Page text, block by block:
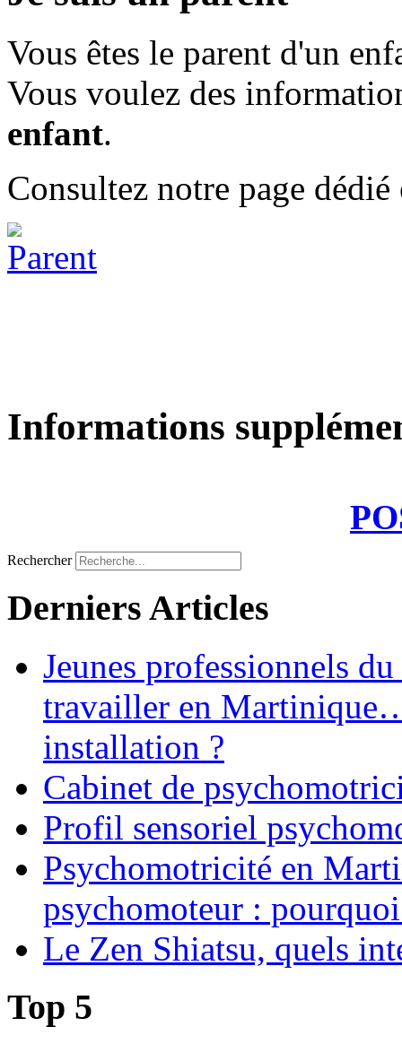
Vous êtes le parent d'un
Vous voulez des
enfant.
Consultez notre page
Informations
Rechercher
Derniers Articles
Jeunes professionnels
travailler en
installation ?
Cabinet de
Profil sensoriel
Psychomotricité en
psychomoteur :
Le Zen Shiatsu, quels
Top 5